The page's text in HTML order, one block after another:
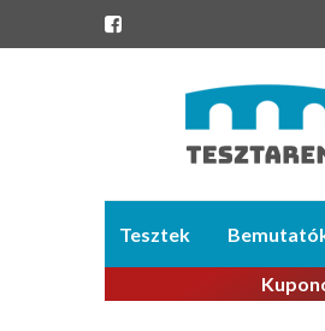
content
Tesztek